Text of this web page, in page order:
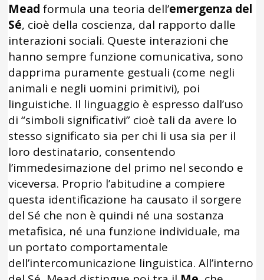
Meadformula una teoria dell’emergenza del
Sé, cioè della coscienza, dal rapporto dalle
interazioni sociali. Queste interazioni che
hanno sempre funzione comunicativa, sono
dapprima puramente gestuali (come negli
animali e negli uomini primitivi), poi
linguistiche. Il linguaggio è espresso dall’uso
di “simboli significativi” cioè tali da avere lo
stesso significato sia per chi li usa sia per il
loro destinatario, consentendo
l’immedesimazione del primo nel secondo e
viceversa. Proprio l’abitudine a compiere
questa identificazione ha causato il sorgere
del Sé che non è quindi né una sostanza
metafisica, né una funzione individuale, ma
un portato comportamentale
dell’intercomunicazione linguistica. All’interno